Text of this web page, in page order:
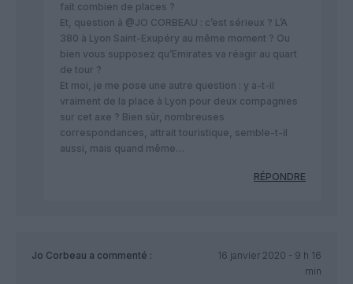
fait combien de places ?
Et, question à @JO CORBEAU : c’est sérieux ? L’A
380 à Lyon Saint-Exupéry au même moment ? Ou
bien vous supposez qu’Emirates va réagir au quart
de tour ?
Et moi, je me pose une autre question : y a-t-il
vraiment de la place à Lyon pour deux compagnies
sur cet axe ? Bien sûr, nombreuses
correspondances, attrait touristique, semble-t-il
aussi, mais quand même…
RÉPONDRE
Jo Corbeau a commenté :
16 janvier 2020 - 9 h 16
min